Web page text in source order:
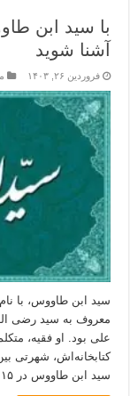
با سید ابن
آشنا شوید
فروردین ۲۶, ۱۴۰۳
سید ابن طاووس، با
معروف به سید رضی
علی بود. او فقیه،
کتابخانه‌اش، شهرتی
سید ابن طاووس در ۱۵ …